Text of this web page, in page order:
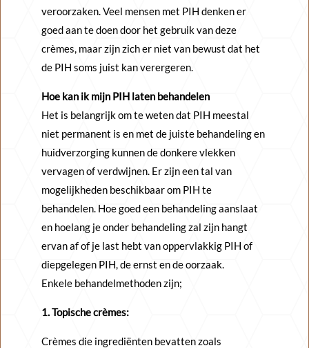
veroorzaken. Veel mensen met PIH denken er
goed aan te doen door het gebruik van deze
crèmes, maar zijn zich er niet van bewust dat het
de PIH soms juist kan verergeren.
Hoe kan ik mijn PIH laten behandelen
Het is belangrijk om te weten dat PIH meestal
niet permanent is en met de juiste behandeling en
huidverzorging kunnen de donkere vlekken
vervagen of verdwijnen. Er zijn een tal van
mogelijkheden beschikbaar om PIH te
behandelen. Hoe goed een behandeling aanslaat
en hoelang je onder behandeling zal zijn hangt
ervan af of je last hebt van oppervlakkig PIH of
diepgelegen PIH, de ernst en de oorzaak.
Enkele behandelmethoden zijn;
1. Topische crèmes:
Crèmes die ingrediënten bevatten zoals